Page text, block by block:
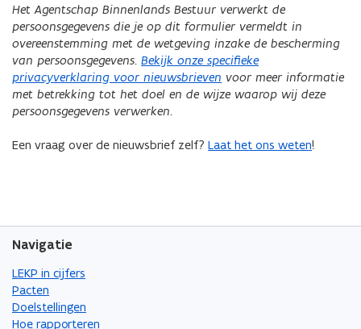
Het Agentschap Binnenlands Bestuur verwerkt de
persoonsgegevens die je op dit formulier vermeldt in
overeenstemming met de wetgeving inzake de bescherming
van persoonsgegevens. Bekijk onze specifieke
privacyverklaring voor nieuwsbrieven voor meer informatie
met betrekking tot het doel en de wijze waarop wij deze
persoonsgegevens verwerken.
Een vraag over de nieuwsbrief zelf? Laat het ons weten!
Navigatie
LEKP in cijfers
Pacten
Doelstellingen
Hoe rapporteren